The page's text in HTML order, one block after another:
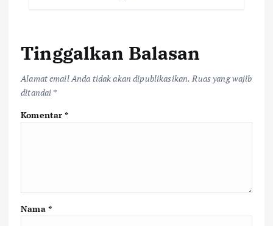
Tinggalkan Balasan
Alamat email Anda tidak akan dipublikasikan. Ruas yang wajib
ditandai *
Komentar*
Nama *